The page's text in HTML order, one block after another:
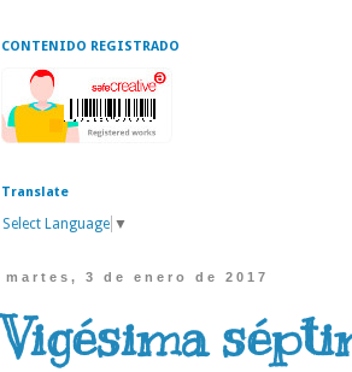
CONTENIDO REGISTRADO
Translate
Select Language ▼
martes, 3 de enero de 2017
Vigésima